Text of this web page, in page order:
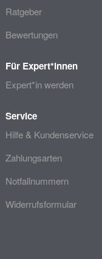
Ratgeber
Bewertungen
Für Expert*innen
Expert*in werden
Service
Hilfe & Kundenservice
Zahlungsarten
Notfallnummern
Widerrufsformular